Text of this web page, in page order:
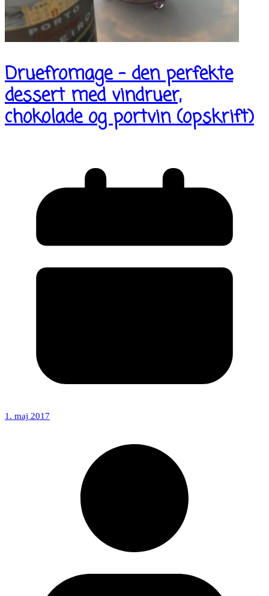
Druefromage – den perfekte
dessert med vindruer,
chokolade og portvin (opskrift)
1. maj 2017